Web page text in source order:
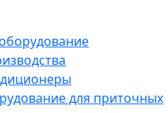
для приточных